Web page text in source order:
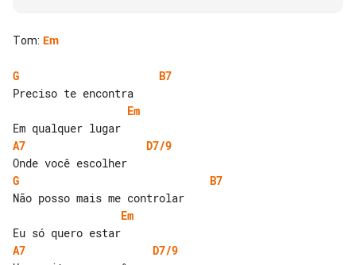
Tom: Em
G
B7
Em
A7
D7/9
G
B7
Em
A7
D7/9